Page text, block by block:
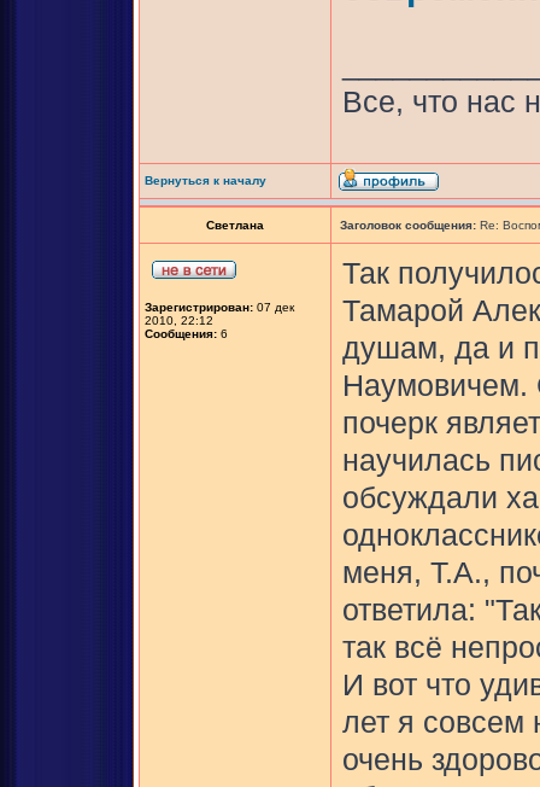
Все, что нас
Вернуться к началу
Светлана Заголовок сообщения: Re:
Зарегистрирован: 07 дек
2010, 22:12
Сообщения: 6
Так
Тамарой
душам, да и
Наумовичем.
почерк
научилась
обсуждали
меня, Т.А.,
ответила:
так всё
И вот что
лет я совсем
очень